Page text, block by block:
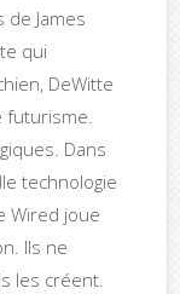
de James
qui
DeWitte
futurisme.
Dans
technologie
Wired joue
Ils ne
les créent.